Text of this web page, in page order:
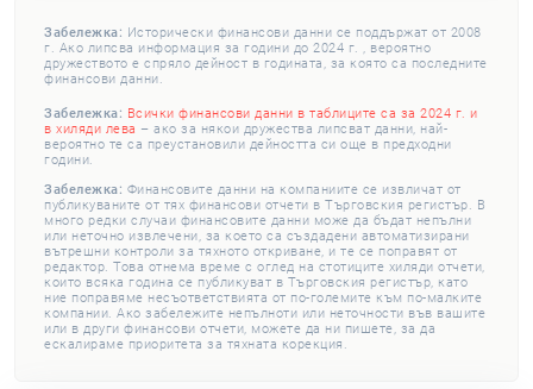
Забележка: Исторически финансови данни се поддържат от 2008
г. Ако липсва информация за години до 2024 г. , вероятно
дружеството е спряло дейност в годината, за която са последните
финансови данни.
Забележка: Всички финансови данни в таблиците са за 2024 г. и
в хиляди лева – ако за някои дружества липсват данни, най-
вероятно те са преустановили дейността си още в предходни
години.
Забележка: Финансовите данни на компаниите се извличат от
публикуваните от тях финансови отчети в Търговския регистър. В
много редки случаи финансовите данни може да бъдат непълни
или неточно извлечени, за което са създадени автоматизирани
вътрешни контроли за тяхното откриване, и те се поправят от
редактор. Това отнема време с оглед на стотиците хиляди отчети,
които всяка година се публикуват в Търговския регистър, като
ние поправяме несъответствията от по-големите към по-малките
компании. Ако забележите непълноти или неточности във вашите
или в други финансови отчети, можете да ни пишете, за да
ескалираме приоритета за тяхната корекция.